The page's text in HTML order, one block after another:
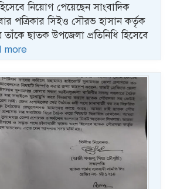
নিয়োগ পেয়েছেন সাংবাদিক
পত্রিকার সিইও সৌরভ হাসান কর্তৃক
তাঁকে ছাতক উপজেলা প্রতিনিধি হিসেবে
more